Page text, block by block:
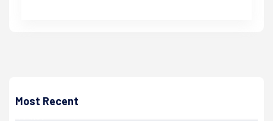
Most Recent
創企業參展